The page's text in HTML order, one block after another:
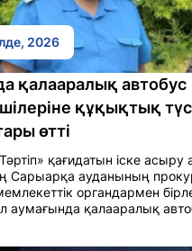
2026
қалааралық автобус
құқықтық
өтті
қағидатын іске асыру
Сарыарқа ауданының
органдармен
аумағында қалааралық